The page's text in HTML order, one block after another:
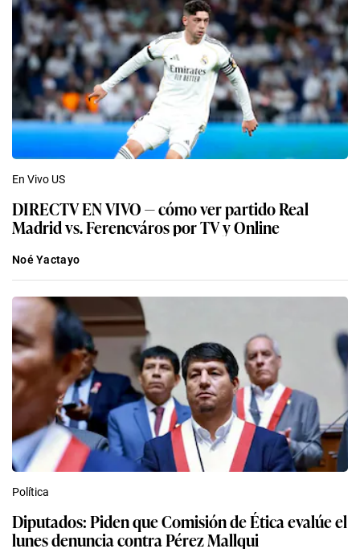
En Vivo US
DIRECTV EN VIVO — cómo ver partido Real
Madrid vs. Ferencváros por TV y Online
Noé Yactayo
Política
Diputados: Piden que Comisión de Ética evalúe el
lunes denuncia contra Pérez Mallqui